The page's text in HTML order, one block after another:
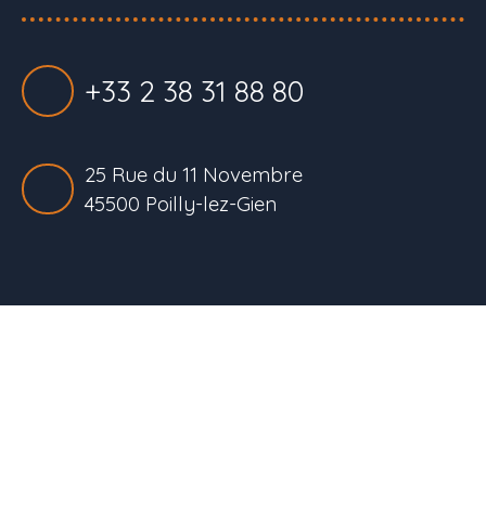
+33 2 38 31 88 80
25 Rue du 11 Novembre
45500 Poilly-lez-Gien